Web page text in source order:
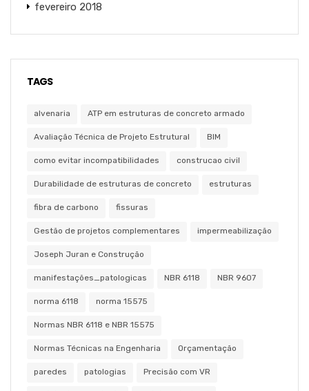
fevereiro 2018
TAGS
alvenaria ATP em estruturas de concreto armado
Avaliação Técnica de Projeto Estrutural BIM
como evitar incompatibilidades construcao civil
Durabilidade de estruturas de concreto estruturas
fibra de carbono fissuras
Gestão de projetos complementares impermeabilização
Joseph Juran e Construção
manifestações_patologicas NBR 6118 NBR 9607
norma 6118 norma 15575
Normas NBR 6118 e NBR 15575
Normas Técnicas na Engenharia Orçamentação
paredes patologias Precisão com VR